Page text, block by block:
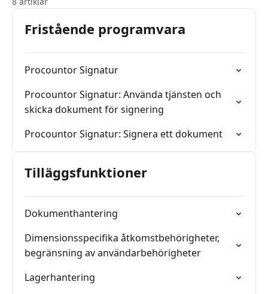
Fristående programvara
Procountor Signatur
Procountor Signatur: Använda tjänsten och
skicka dokument för signering
Procountor Signatur: Signera ett dokument
Tilläggsfunktioner
Dokumenthantering
Dimensionsspecifika åtkomstbehörigheter,
begränsning av användarbehörigheter
Lagerhantering